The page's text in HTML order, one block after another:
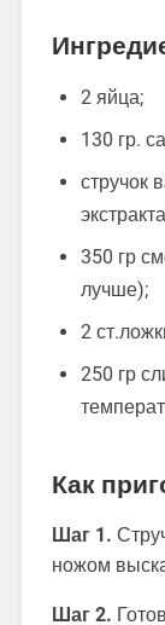
2 яйца;
130 гр.
стручок
350 гр
лучше);
2
250 гр
Как
Шаг 1.
ножом
Шаг 2.